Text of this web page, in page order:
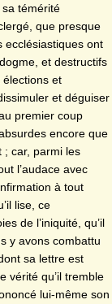
témérité
que presque
ecclésiastiques ont
et destructifs
et
et déguiser
premier coup
encore que
; car, parmi les
l’audace avec
à tout
lise, ce
de l’iniquité, qu’il
y avons combattu
sa lettre est
vérité qu’il tremble
lui-même son